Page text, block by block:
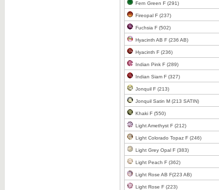
Clicca per ingrandire
Clicca per ingrandire
Clicca per ingrandire
Clicca per ingrandire
Fern Green F (291)
Fireopal F (237)
Fuchsia F (502)
Hyacinth AB F (236 AB)
Hyacinth F (236)
Indian Pink F (289)
Indian Siam F (327)
Jonquil F (213)
Jonquil Satin M (213 SATIN)
Khaki F (550)
Light Amethyst F (212)
Light Colorado Topaz F (246)
Light Grey Opal F (383)
Light Peach F (362)
Light Rose AB F(223 AB)
Light Rose F (223)